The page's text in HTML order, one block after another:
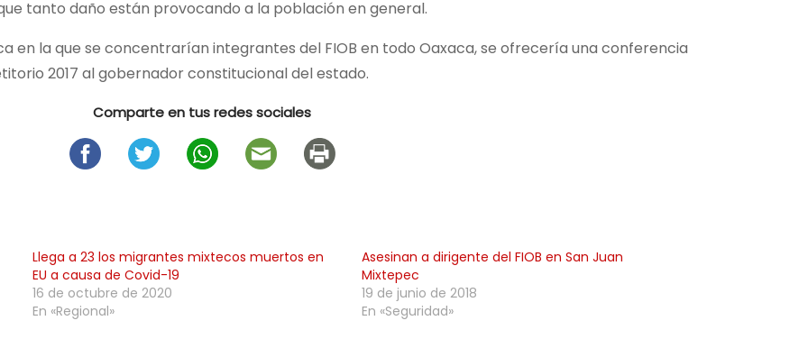
tanto daño están provocando a la población en general.
en la que se concentrarían integrantes del FIOB en todo Oaxaca, se ofrecería una conferencia
2017 al gobernador constitucional del estado.
Comparte en tus redes sociales
Llega a 23 los migrantes mixtecos muertos en
EU a causa de Covid-19
16 de octubre de 2020
En «Regional»
Asesinan a dirigente del FIOB en San Juan
Mixtepec
19 de junio de 2018
En «Seguridad»